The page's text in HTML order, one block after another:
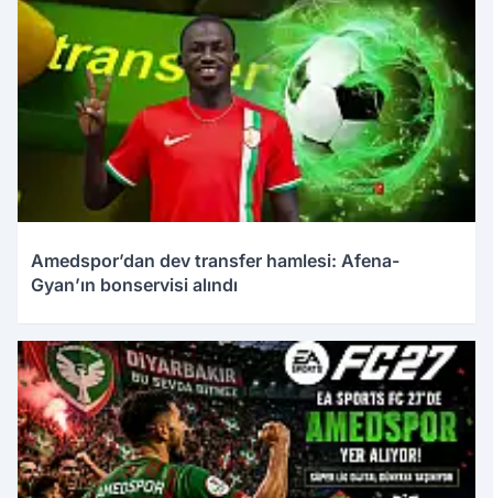
Amedspor’dan dev transfer hamlesi: Afena-
Gyan’ın bonservisi alındı